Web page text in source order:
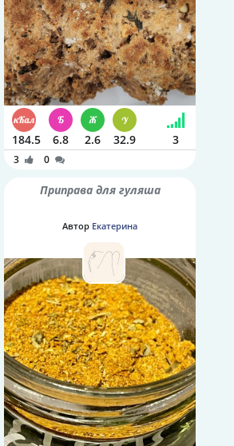
184.5 6.8 2.6 32.9 3
3 0
Приправа для гуляша
Автор Екатерина